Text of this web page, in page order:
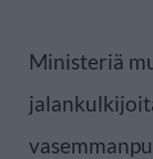
Ministeriä